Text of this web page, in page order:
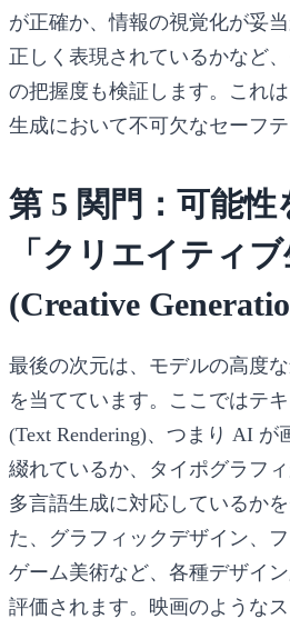
が正確か、情報の視覚化が妥
正しく表現されているかなど
の把握度も検証します。これ
生成において不可欠なセーフテ
第 5 関門：可能性
「クリエイティ
(Creative
最後の次元は、モデルの高度
を当てています。ここではテ
(Text Rendering)、つまり AI が
綴れているか、タイポグラフ
多言語生成に対応しているか
た、グラフィックデザイン、
ゲーム美術など、各種デザイ
評価されます。映画のような